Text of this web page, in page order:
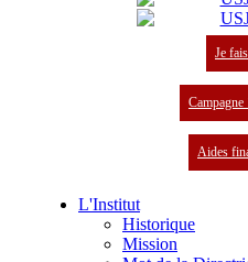
Je
Campagne
Aides
L'Institut
Historique
Mission